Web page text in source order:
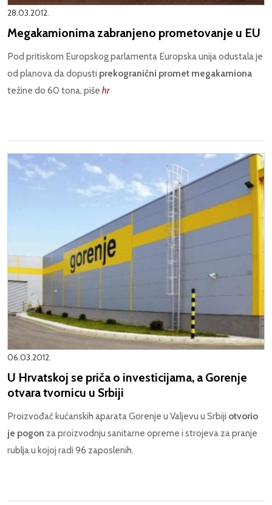
28.03.2012.
Megakamionima zabranjeno prometovanje u EU
Pod pritiskom Europskog parlamenta Europska unija odustala je
od planova da dopusti prekogranični promet megakamiona
težine do 60 tona, piše hr
06.03.2012.
U Hrvatskoj se priča o investicijama, a Gorenje
otvara tvornicu u Srbiji
Proizvođač kućanskih aparata Gorenje u Valjevu u Srbiji otvorio
je pogon za proizvodnju sanitarne opreme i strojeva za pranje
rublja u kojoj radi 96 zaposlenih.